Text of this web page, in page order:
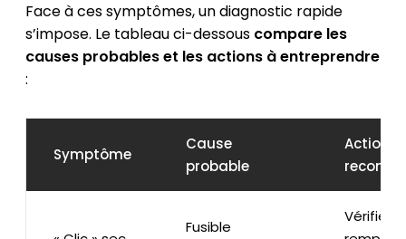
Face à ces symptômes, un diagnostic rapide
s’impose. Le tableau ci-dessous compare les
causes probables et les actions à entreprendre
:
Symptôme
Cause
probable
Action
Fusible
Vérifier